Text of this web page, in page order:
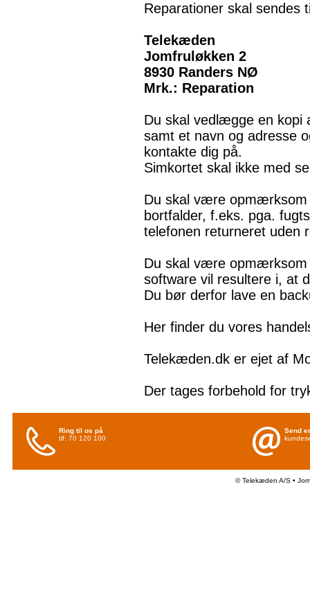
Reparationer skal sendes
Telekæden
Jomfruløkken 2
8930 Randers NØ
Mrk.: Reparation
Du skal vedlægge en kopi
samt et navn og adresse
kontakte dig på.
Simkortet skal ikke med
Du skal være opmærksom
bortfalder, f.eks. pga.
telefonen returneret uden
Du skal være opmærksom
software vil resultere i, at
Du bør derfor lave en
Her finder du vores
Telekæden.dk er ejet af
Der tages forbehold for
Ring til os på
tlf: 70 120 100
Send
© Telekæden A/S •